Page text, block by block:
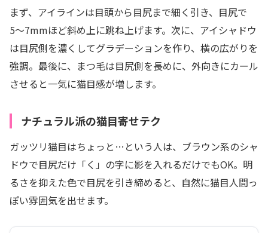
まず、アイラインは目頭から目尻まで細く引き、目尻で
5〜7mmほど斜め上に跳ね上げます。次に、アイシャドウ
は目尻側を濃くしてグラデーションを作り、横の広がりを
強調。最後に、まつ毛は目尻側を長めに、外向きにカール
させると一気に猫目感が増します。
ナチュラル派の猫目寄せテク
ガッツリ猫目はちょっと…という人は、ブラウン系のシャ
ドウで目尻だけ「く」の字に影を入れるだけでもOK。明
るさを抑えた色で目尻を引き締めると、自然に猫目人間っ
ぽい雰囲気を出せます。